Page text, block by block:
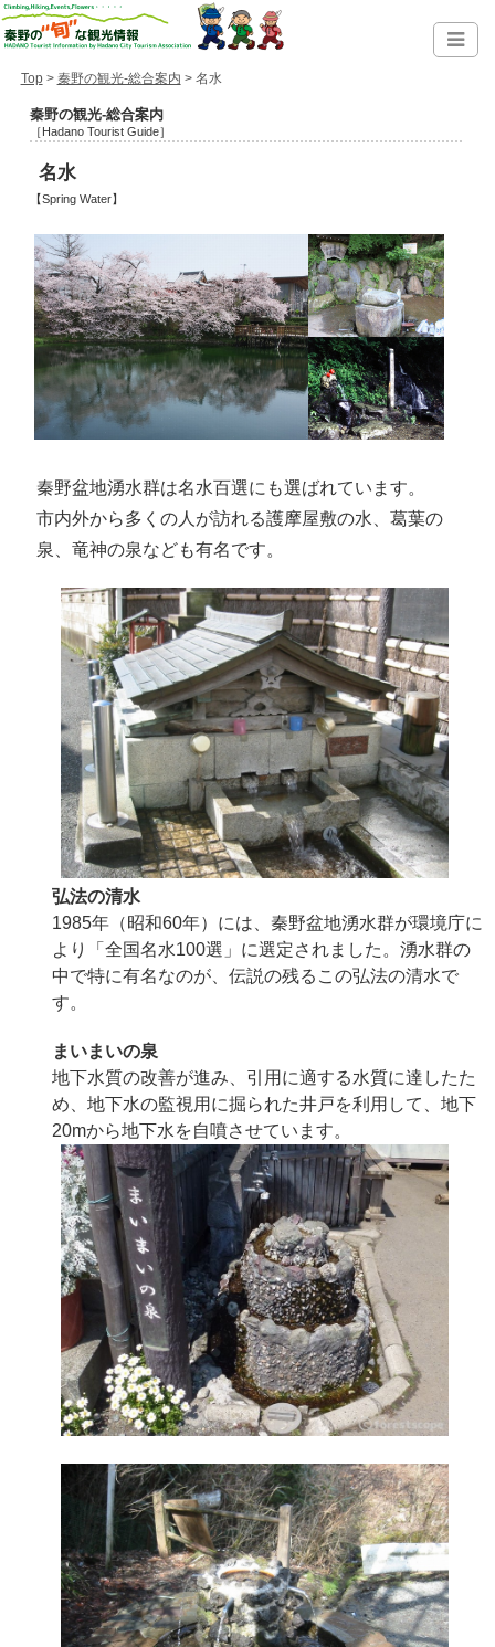
Top> 秦野の観光-総合案内 > 名水
秦野の観光-総合案内
［Hadano Tourist Guide］
名水
【Spring Water】
秦野盆地湧水群は名水百選にも選ばれています。
市内外から多くの人が訪れる護摩屋敷の水、葛葉の
泉、竜神の泉なども有名です。
弘法の清水
1985年（昭和60年）には、秦野盆地湧水群が環境庁に
より「全国名水100選」に選定されました。湧水群の
中で特に有名なのが、伝説の残るこの弘法の清水で
す。
まいまいの泉
地下水質の改善が進み、引用に適する水質に達したた
め、地下水の監視用に掘られた井戸を利用して、地下
20mから地下水を自噴させています。